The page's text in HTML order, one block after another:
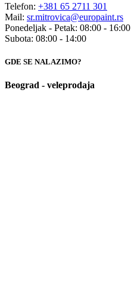
Telefon: +381 65 2711 301
Mail: sr.mitrovica@europaint.rs
Ponedeljak - Petak: 08:00 - 16:00
Subota: 08:00 - 14:00
GDE SE NALAZIMO?
Beograd - veleprodaja